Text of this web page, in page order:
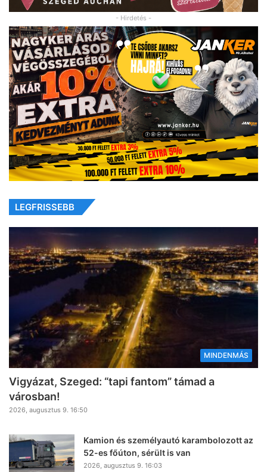
- Hirdetés -
LEGFRISSEBB
MINDENMÁS
Vigyázat, Szeged: “tapi fantom” támad a
városban!
2026, augusztus 9. 16:50
Kamion és személyautó karambolozott az
52-es főúton, sérült is van
2026, augusztus 9. 16:03